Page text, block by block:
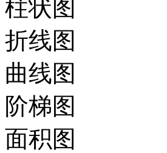
柱状图
折线图
曲线图
阶梯图
面积图